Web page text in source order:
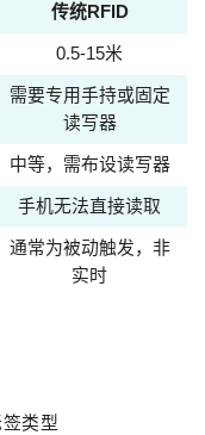
传统RFID
0.5-15米
需要专用手持或固定
读写器
中等，需布设读写器
手机无法直接读取
通常为被动触发，非
实时
类型